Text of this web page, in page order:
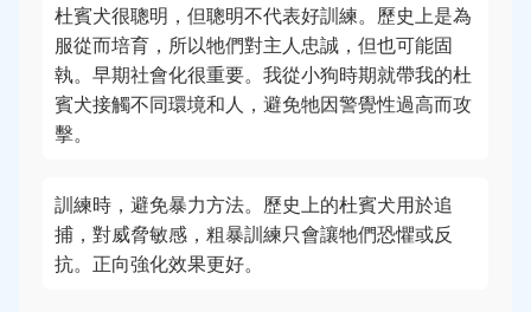
杜賓犬很聰明，但聰明不代表好訓練。歷史上是為
服從而培育，所以牠們對主人忠誠，但也可能固
執。早期社會化很重要。我從小狗時期就帶我的杜
賓犬接觸不同環境和人，避免牠因警覺性過高而攻
擊。
訓練時，避免暴力方法。歷史上的杜賓犬用於追
捕，對威脅敏感，粗暴訓練只會讓牠們恐懼或反
抗。正向強化效果更好。